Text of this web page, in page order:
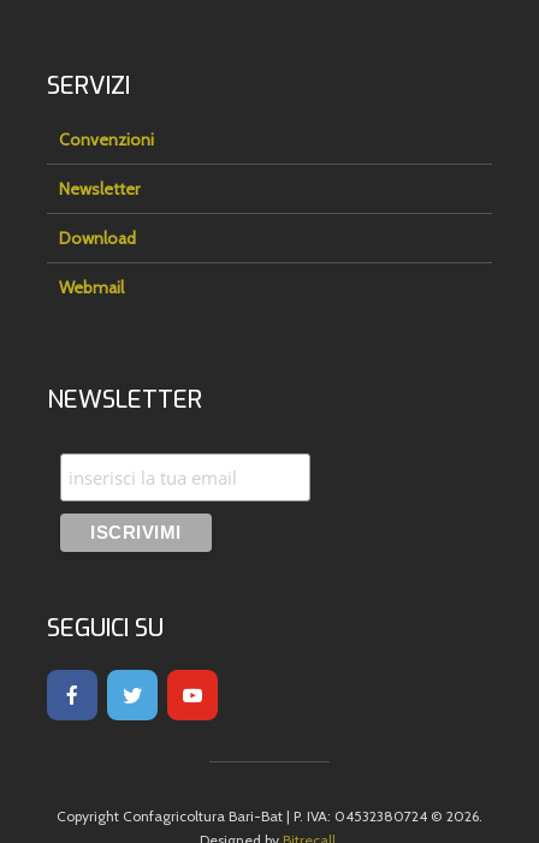
SERVIZI
Convenzioni
Newsletter
Download
Webmail
NEWSLETTER
SEGUICI SU
Copyright Confagricoltura Bari-Bat | P. IVA: 04532380724 © 2026.